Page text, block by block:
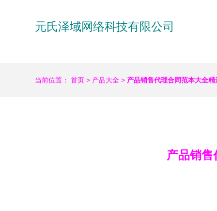
元氏泽域网络科技有限公司
当前位置： 首页 > 产品大全 > 产品销售代理合同范本大全
产品销